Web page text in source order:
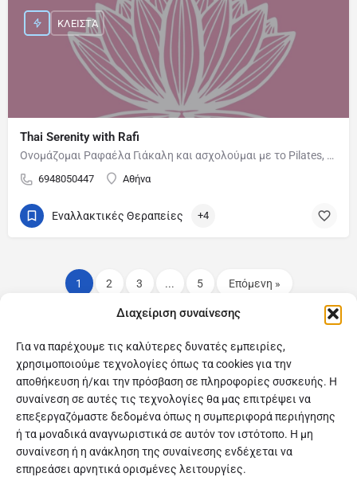
Διαχείριση συναίνεσης
Για να παρέχουμε τις καλύτερες δυνατές εμπειρίες,
χρησιμοποιούμε τεχνολογίες όπως τα cookies για την
αποθήκευση ή/και την πρόσβαση σε πληροφορίες συσκευής. Η
συναίνεση σε αυτές τις τεχνολογίες θα μας επιτρέψει να
επεξεργαζόμαστε δεδομένα όπως η συμπεριφορά περιήγησης
ή τα μοναδικά αναγνωριστικά σε αυτόν τον ιστότοπο. Η μη
συναίνεση ή η ανάκληση της συναίνεσης ενδέχεται να
επηρεάσει αρνητικά ορισμένες λειτουργίες.
Thai Serenity with Rafi
Ονομάζομαι Ραφαέλα Γιάκαλη και ασχολούμαι με το Pilates, τις εναλλακτικές θεραπείες και το μασάζ , με στόχο…
6948050447 Αθήνα
ΚΛΕΙΣΤΆ
Εναλλακτικές Θεραπείες +4
1 2 3 ... 5 Επόμενη »